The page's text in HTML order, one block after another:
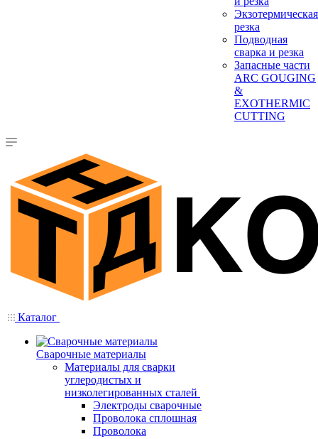
Экзотермическая
резка
Подводная
сварка и резка
Запасные части
ARC GOUGING
&
EXOTHERMIC
CUTTING
Каталог
Сварочные материалы
Материалы для сварки
углеродистых и
низколегированных сталей
Электроды сварочные
Проволока сплошная
Проволока